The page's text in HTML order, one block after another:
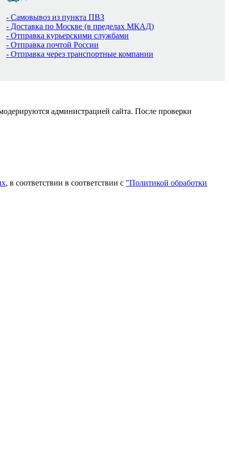
- Самовывоз из пункта ПВЗ
- Доставка по Москве (в пределах МКАД)
- Отправка курьерскими службами
- Отправка почтой России
- Отправка через транспортные компании
администрацией сайта. После проверки
, в соответствии в соответствии с "Политикой обработки